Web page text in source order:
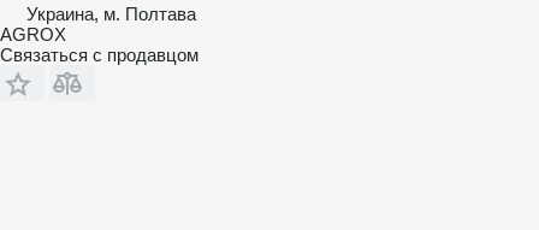
Украина, м. Полтава
AGROX
Связаться с продавцом